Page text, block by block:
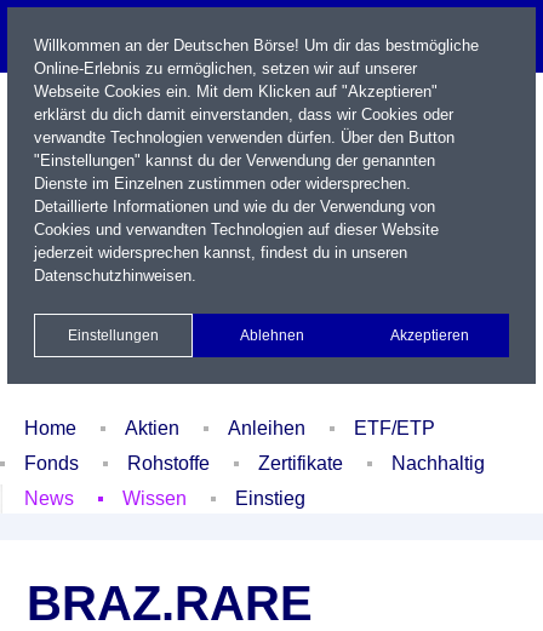
Name / WKN / ISIN / Kürzel
Xetra Realtime
Watchlist Portfolio Login
Home Aktien Anleihen
ETF/ETP
Fonds
Rohstoffe Zertifikate
Nachhaltig
News
Wissen Einstieg
BRAZ.RARE
Willkommen an der Deutschen Börse! Um dir das bestmögliche
Online-Erlebnis zu ermöglichen, setzen wir auf unserer
Webseite Cookies ein. Mit dem Klicken auf "Akzeptieren"
erklärst du dich damit einverstanden, dass wir Cookies oder
verwandte Technologien verwenden dürfen. Über den Button
"Einstellungen" kannst du der Verwendung der genannten
Dienste im Einzelnen zustimmen oder widersprechen.
Detaillierte Informationen und wie du der Verwendung von
Cookies und verwandten Technologien auf dieser Website
jederzeit widersprechen kannst, findest du in unseren
Datenschutzhinweisen.
Einstellungen Ablehnen Akzeptieren